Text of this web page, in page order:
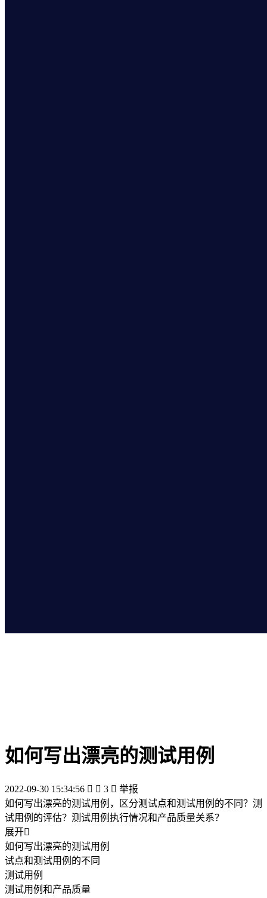
如何写出漂亮的测试用例
2022-09-30 15:34:56   3  举报
如何写出漂亮的测试用例，区分测试点和测试用例的不同？测
试用例的评估？测试用例执行情况和产品质量关系？
展开
如何写出漂亮的测试用例
试点和测试用例的不同
测试用例
测试用例和产品质量